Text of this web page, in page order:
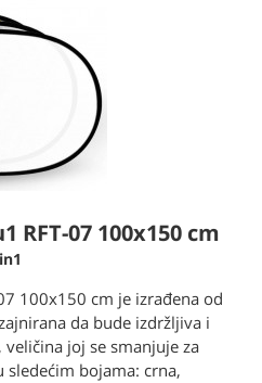
RFT-07 100x150 cm
100x150 cm je izrađena od
da bude izdržljiva i
veličina joj se smanjuje za
sledećim bojama: crna,